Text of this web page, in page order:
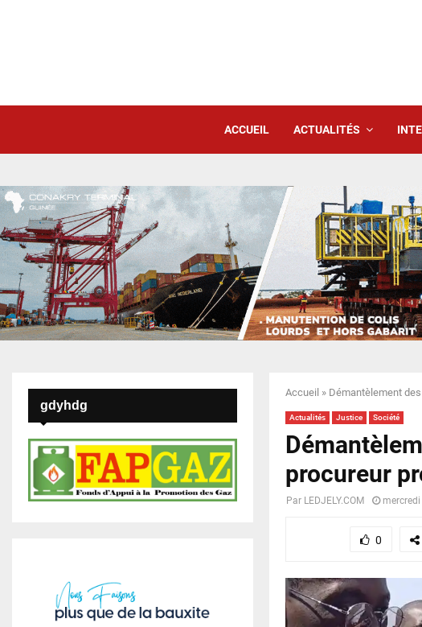
ACCUEIL ACTUALITÉS
Accueil » Démantèlement
Actualités Justice Société
procureur
Par LEDJELY.COM
0
gdyhdg